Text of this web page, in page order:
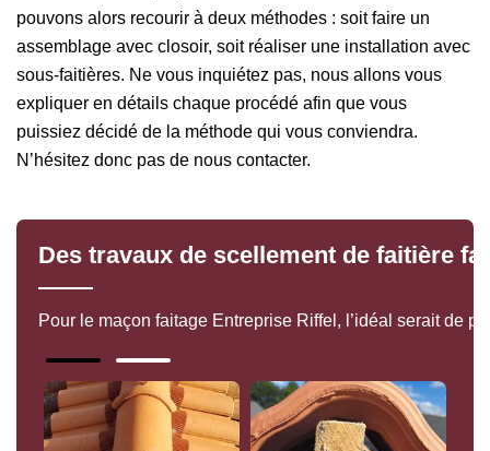
pouvons alors recourir à deux méthodes : soit faire un
assemblage avec closoir, soit réaliser une installation avec
sous-faitières. Ne vous inquiétez pas, nous allons vous
expliquer en détails chaque procédé afin que vous
puissiez décidé de la méthode qui vous conviendra.
N’hésitez donc pas de nous contacter.
Des travaux de scellement de faitière
Pour le maçon faitage Entreprise Riffel, l’idéal serait de